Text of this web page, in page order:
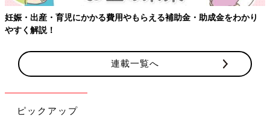
妊娠・出産・育児にかかる費用やもらえる補助金・助成金をわかり
やすく解説！
連載一覧へ
ピックアップ